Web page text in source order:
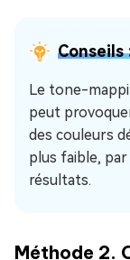
Conseils
Le tone-
peut
des couleurs
plus faible,
résultats.
Méthode 2.